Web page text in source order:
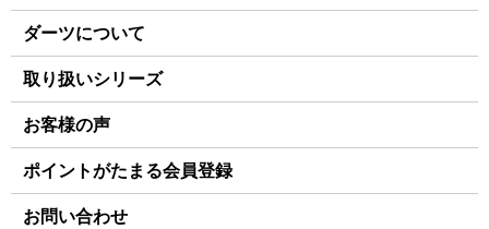
ダーツについて
取り扱いシリーズ
お客様の声
ポイントがたまる会員登録
お問い合わせ